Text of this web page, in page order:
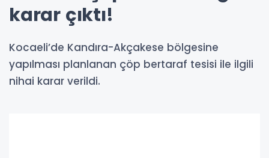
karar çıktı!
Kocaeli’de Kandıra-Akçakese bölgesine
yapılması planlanan çöp bertaraf tesisi ile ilgili
nihai karar verildi.